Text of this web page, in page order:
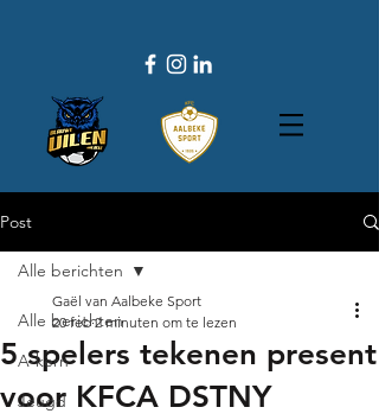
Post
Alle berichten
A-kern
Jeugd
Alle berichten
5 spelers tekenen present
voor KFCA DSTNY
Gaël van Aalbeke Sport
20 feb 2 minuten om te lezen